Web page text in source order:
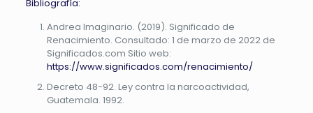
Bibliografía:
Andrea Imaginario. (2019). Significado de
Renacimiento. Consultado: 1 de marzo de 2022 de
Significados.com Sitio web:
https://www.significados.com/renacimiento/
Decreto 48-92. Ley contra la narcoactividad,
Guatemala. 1992.